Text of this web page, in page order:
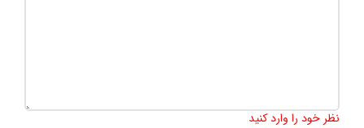
نظر خود را وارد کنید